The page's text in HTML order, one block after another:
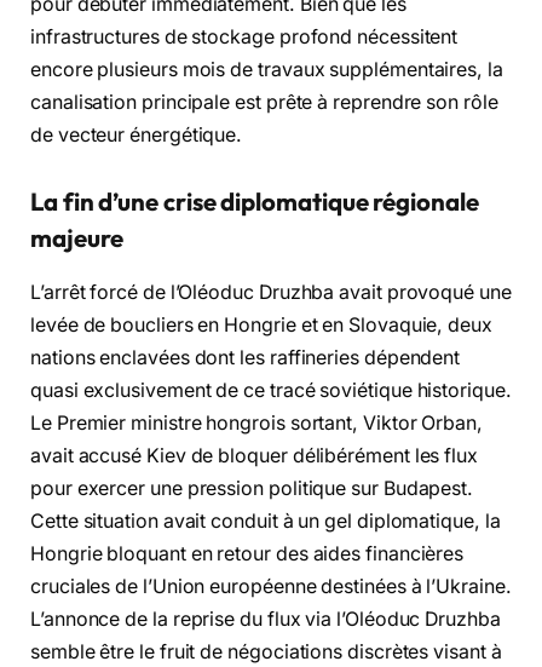
infrastructures de stockage profond nécessitent
encore plusieurs mois de travaux supplémentaires, la
canalisation principale est prête à reprendre son rôle
de vecteur énergétique.
La fin d’une crise diplomatique régionale
majeure
L’arrêt forcé de l’Oléoduc Druzhba avait provoqué une
levée de boucliers en Hongrie et en Slovaquie, deux
nations enclavées dont les raffineries dépendent
quasi exclusivement de ce tracé soviétique historique.
Le Premier ministre hongrois sortant, Viktor Orban,
avait accusé Kiev de bloquer délibérément les flux
pour exercer une pression politique sur Budapest.
Cette situation avait conduit à un gel diplomatique, la
Hongrie bloquant en retour des aides financières
cruciales de l’Union européenne destinées à l’Ukraine.
L’annonce de la reprise du flux via l’Oléoduc Druzhba
semble être le fruit de négociations discrètes visant à